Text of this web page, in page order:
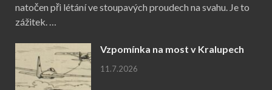
natočen při létání ve stoupavých proudech na svahu. Je to
zážitek. …
Vzpomínka na most v Kralupech
11.7.2026